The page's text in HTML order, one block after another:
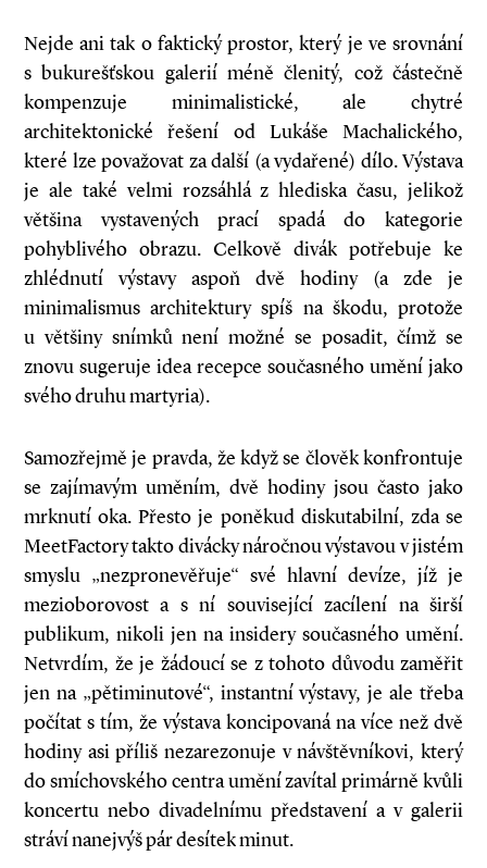
Nejde ani tak o faktický prostor, který je ve srovnání
s bukurešťskou galerií méně členitý, což částečně
kompenzuje minimalistické, ale chytré
architektonické řešení od Lukáše Machalického,
které lze považovat za další (a vydařené) dílo. Výstava
je ale také velmi rozsáhlá z hlediska času, jelikož
většina vystavených prací spadá do kategorie
pohyblivého obrazu. Celkově divák potřebuje ke
zhlédnutí výstavy aspoň dvě hodiny (a zde je
minimalismus architektury spíš na škodu, protože
u většiny snímků není možné se posadit, čímž se
znovu sugeruje idea recepce současného umění jako
svého druhu martyria).
Samozřejmě je pravda, že když se člověk konfrontuje
se zajímavým uměním, dvě hodiny jsou často jako
mrknutí oka. Přesto je poněkud diskutabilní, zda se
MeetFactory takto divácky náročnou výstavou v jistém
smyslu „nezpronevěřuje“ své hlavní devíze, jíž je
mezioborovost a s ní související zacílení na širší
publikum, nikoli jen na insidery současného umění.
Netvrdím, že je žádoucí se z tohoto důvodu zaměřit
jen na „pětiminutové“, instantní výstavy, je ale třeba
počítat s tím, že výstava koncipovaná na více než dvě
hodiny asi příliš nezarezonuje v návštěvníkovi, který
do smíchovského centra umění zavítal primárně kvůli
koncertu nebo divadelnímu představení a v galerii
stráví nanejvýš pár desítek minut.